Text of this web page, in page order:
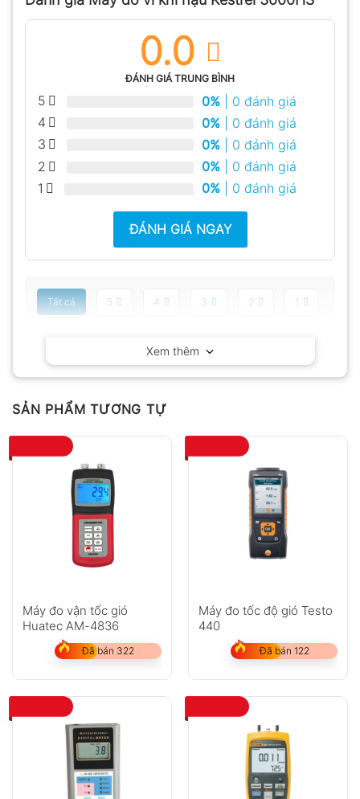
0.0
ĐÁNH GIÁ TRUNG BÌNH
5 0% | 0 đánh giá
4
0% | 0 đánh giá
3
0% | 0 đánh giá
2
0% | 0 đánh giá
1
0% | 0 đánh giá
ĐÁNH GIÁ NGAY
Tất cả 5 4 3 2 1
Chưa có đánh giá nào.
Hỏi đáp
Không có bình luận nào
Xem thêm
SẢN PHẨM TƯƠNG TỰ
Máy đo vận tốc gió
Huatec AM-4836
Đã bán 322
Máy đo tốc độ gió Testo
440
Đã bán 122